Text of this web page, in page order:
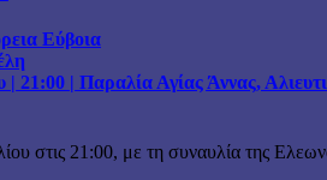
Εύβοια
| 21:00 | Παραλία Αγίας Άννας,
στις 21:00, με τη συναυλία της